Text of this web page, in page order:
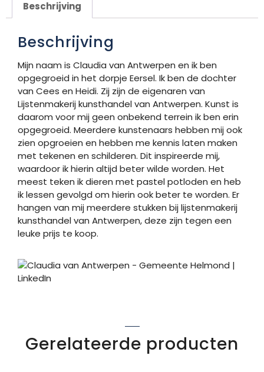
Beschrijving
Beschrijving
Mijn naam is Claudia van Antwerpen en ik ben
opgegroeid in het dorpje Eersel. Ik ben de dochter
van Cees en Heidi. Zij zijn de eigenaren van
Lijstenmakerij kunsthandel van Antwerpen. Kunst is
daarom voor mij geen onbekend terrein ik ben erin
opgegroeid. Meerdere kunstenaars hebben mij ook
zien opgroeien en hebben me kennis laten maken
met tekenen en schilderen. Dit inspireerde mij,
waardoor ik hierin altijd beter wilde worden. Het
meest teken ik dieren met pastel potloden en heb
ik lessen gevolgd om hierin ook beter te worden. Er
hangen van mij meerdere stukken bij lijstenmakerij
kunsthandel van Antwerpen, deze zijn tegen een
leuke prijs te koop.
Gerelateerde producten